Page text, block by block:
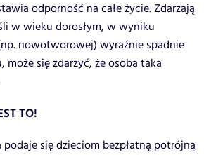
odporność na całe życie. Zdarzają
w wieku dorosłym, w wyniku
nowotworowej) wyraźnie spadnie
się zdarzyć, że osoba taka
TO!
podaje się dzieciom bezpłatną potrójną